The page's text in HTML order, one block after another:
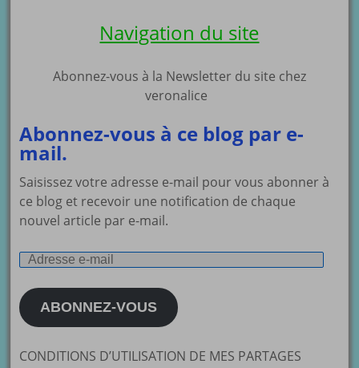
Navigation du site
Abonnez-vous à la Newsletter du site chez
veronalice
Abonnez-vous à ce blog par e-
mail.
Saisissez votre adresse e-mail pour vous abonner à
ce blog et recevoir une notification de chaque
nouvel article par e-mail.
Adresse
mail
ABONNEZ-VOUS
CONDITIONS D’UTILISATION DE MES PARTAGES